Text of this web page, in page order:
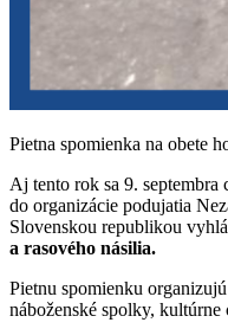
Pietna spomienka na obete
Aj tento rok sa 9. septembra
do organizácie podujatia
Slovenskou republikou
a rasového násilia.
Pietnu spomienku
náboženské spolky, kultúrne